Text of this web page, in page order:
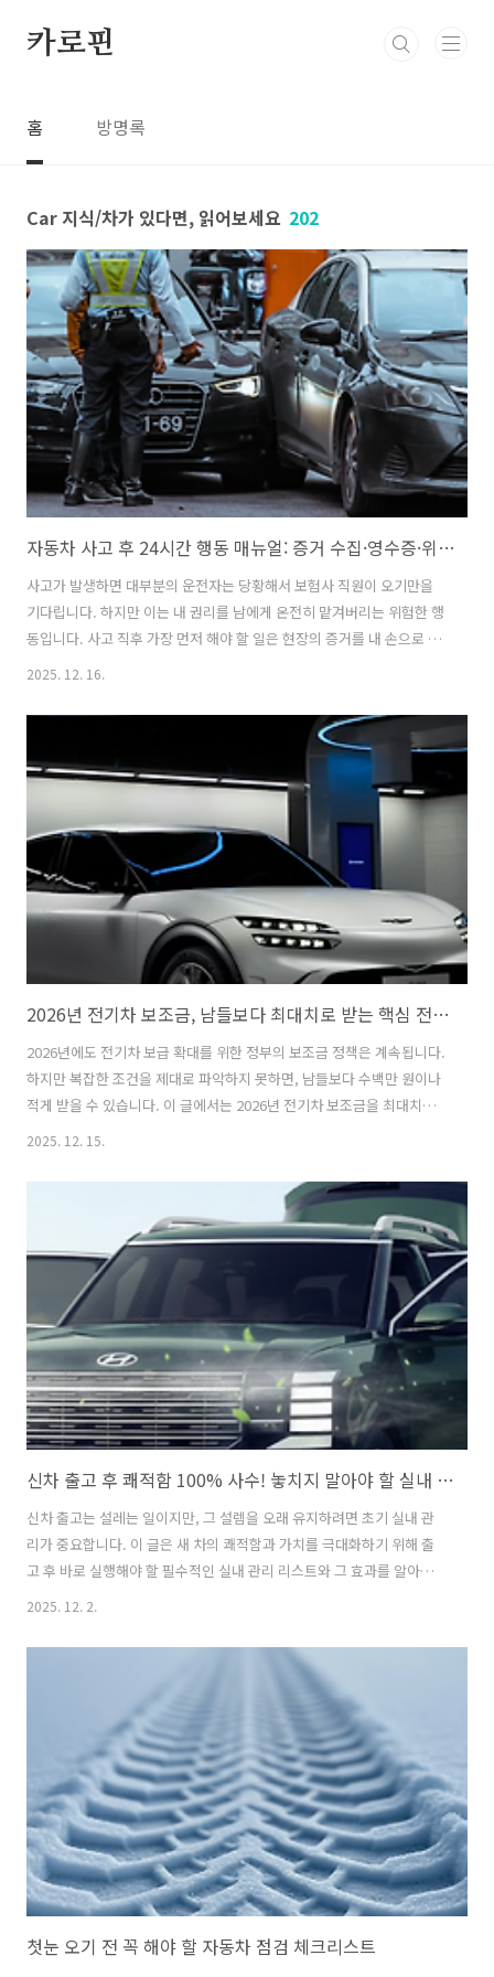
카로핀
홈 방명록
Car 지식/차가 있다면, 읽어보세요 202
자동차 사고 후 24시간 행동 매뉴얼: 증거 수집·영수증·위임장까지 청구 준비
사고가 발생하면 대부분의 운전자는 당황해서 보험사 직원이 오기만을
기다립니다. 하지만 이는 내 권리를 남에게 온전히 맡겨버리는 위험한 행
동입니다. 사고 직후 가장 먼저 해야 할 일은 현장의 증거를 내 손으로 직
접 확보하는 것입니다. 특히 블랙박스 영상은 시간이 지나면 덮어씌워질
이 사고 대처의 첫걸음입니다. 갑작스러운 사고로 당황하고 계신가요. 현
장에서 놓치면 땅을 치고 후회할 24시간 대처법과 증거 확보의 핵심을 빠
르게 알려드립니다.자동차 사고 후 24시간 행동 매뉴얼: 증거 수집·영수
증·위임장까지 청구 준비현장의 침묵하는 목격자, 블랙박스와 사진부터
사수해야 합니다사진을 찍을 때는 단순히 차량의 파손 부위만 찍는 것으
로는 부족합니다..
2025. 12. 16.
2026년 전기차 보조금, 남들보다 최대치로 받는 핵심 전략 3가지
2026년에도 전기차 보급 확대를 위한 정부의 보조금 정책은 계속됩니다.
하지만 복잡한 조건을 제대로 파악하지 못하면, 남들보다 수백만 원이나
적게 받을 수 있습니다. 이 글에서는 2026년 전기차 보조금을 최대치로
수령하기 위해 지금 당장 알아야 할 핵심 전략 3가지와 그 의미를 알아보
지왜 2026년 전기차 보조금 전략이 중요한가?최근 몇 년간 전기차 시장
이 급성장하면서 정부의 전기차 보조금 정책은 단순히 금액을 지급하는
것을 넘어, 차량의 성능, 사후관리(AS), 충전 인프라 기여도 등 더욱 까다
로운 조건을 반영하는 방향으로 진화하고 있습니다.이는 세금으로 지급
되는 보조금의 효과를 극대화하고, 소비자가 더 안전하고 성능 좋은 전..
2025. 12. 15.
신차 출고 후 쾌적함 100% 사수! 놓치지 말아야 할 실내 관리 필수 리스트
신차 출고는 설레는 일이지만, 그 설렘을 오래 유지하려면 초기 실내 관
리가 중요합니다. 이 글은 새 차의 쾌적함과 가치를 극대화하기 위해 출
고 후 바로 실행해야 할 필수적인 실내 관리 리스트와 그 효과를 알아보
겠습니다. 독자 여러분은 이 가이드를 통해 신차 실내 관리의 중요성을
얻게 될 것입니다.신차 출고 후 쾌적함 100% 사수! 놓치지 말아야 할 실
내 관리 필수 리스트새 차 증후군, 왜 실내 관리가 '안전'과 직결되나?새
차를 샀을 때 나는 특유의 냄새, 일명 '새 차 냄새'는 사실 우리 건강에 유
해할 수 있는 휘발성 유기 화합물(VOCs)과 포름알데히드 등이 원인입니
다. 이 물질들은 새 차 증후군을 유발하며, 두통, 메스꺼움, ..
2025. 12. 2.
첫눈 오기 전 꼭 해야 할 자동차 점검 체크리스트